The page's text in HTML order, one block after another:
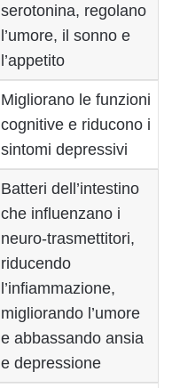
serotonina, regolano
l’umore, il sonno e
l’appetito
Migliorano le funzioni
cognitive e riducono i
sintomi depressivi
Batteri dell’intestino
che influenzano i
neuro-trasmettitori,
riducendo
l’infiammazione,
migliorando l’umore
e abbassando ansia
e depressione